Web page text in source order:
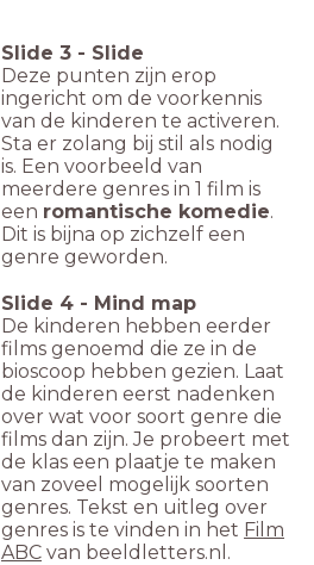
Slide 3 - Slide
Deze punten zijn erop
ingericht om de voorkennis
van de kinderen te activeren.
Sta er zolang bij stil als nodig
is. Een voorbeeld van
meerdere genres in 1 film is
een romantische komedie.
Dit is bijna op zichzelf een
genre geworden.
Slide 4 - Mind map
De kinderen hebben eerder
films genoemd die ze in de
bioscoop hebben gezien. Laat
de kinderen eerst nadenken
over wat voor soort genre die
films dan zijn. Je probeert met
de klas een plaatje te maken
van zoveel mogelijk soorten
genres. Tekst en uitleg over
genres is te vinden in het Film
ABC van beeldletters.nl.